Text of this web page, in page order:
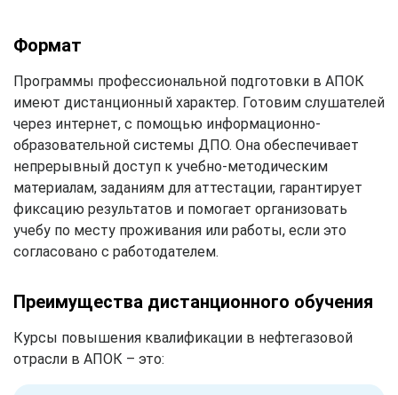
Формат
Программы профессиональной подготовки в АПОК
имеют дистанционный характер. Готовим слушателей
через интернет, с помощью информационно-
образовательной системы ДПО. Она обеспечивает
непрерывный доступ к учебно-методическим
материалам, заданиям для аттестации, гарантирует
фиксацию результатов и помогает организовать
учебу по месту проживания или работы, если это
согласовано с работодателем.
Преимущества дистанционного обучения
Курсы повышения квалификации в нефтегазовой
отрасли в АПОК – это: